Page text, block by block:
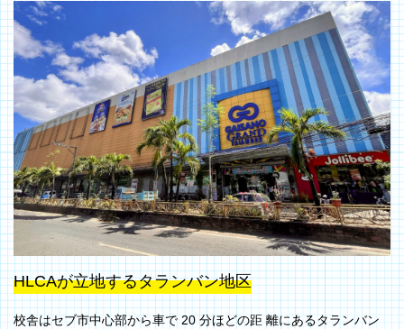
HLCAが立地するタランバン地区
校舎はセブ市中心部から車で 20 分ほどの距 離にあるタランバン